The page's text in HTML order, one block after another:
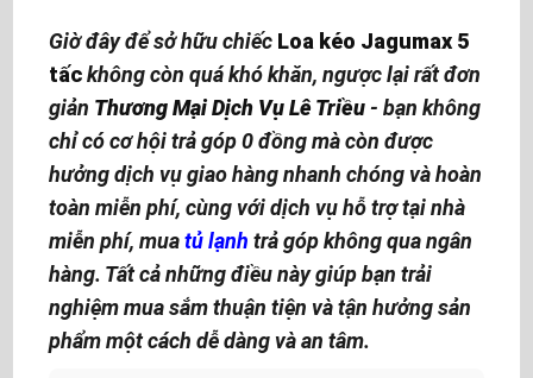
Giờ đây để sở hữu chiếc Loa kéo Jagumax 5
tấckhông còn quá khó khăn, ngược lại rất đơn
giản Thương Mại Dịch Vụ Lê Triều- bạn không
chỉ có cơ hội trả góp 0 đồng mà còn được
hưởng dịch vụ giao hàng nhanh chóng và hoàn
toàn miễn phí, cùng với dịch vụ hỗ trợ tại nhà
miễn phí, muatủ lạnh trả góp không qua ngân
hàng. Tất cả những điều này giúp bạn trải
nghiệm mua sắm thuận tiện và tận hưởng sản
phẩm một cách dễ dàng và an tâm.